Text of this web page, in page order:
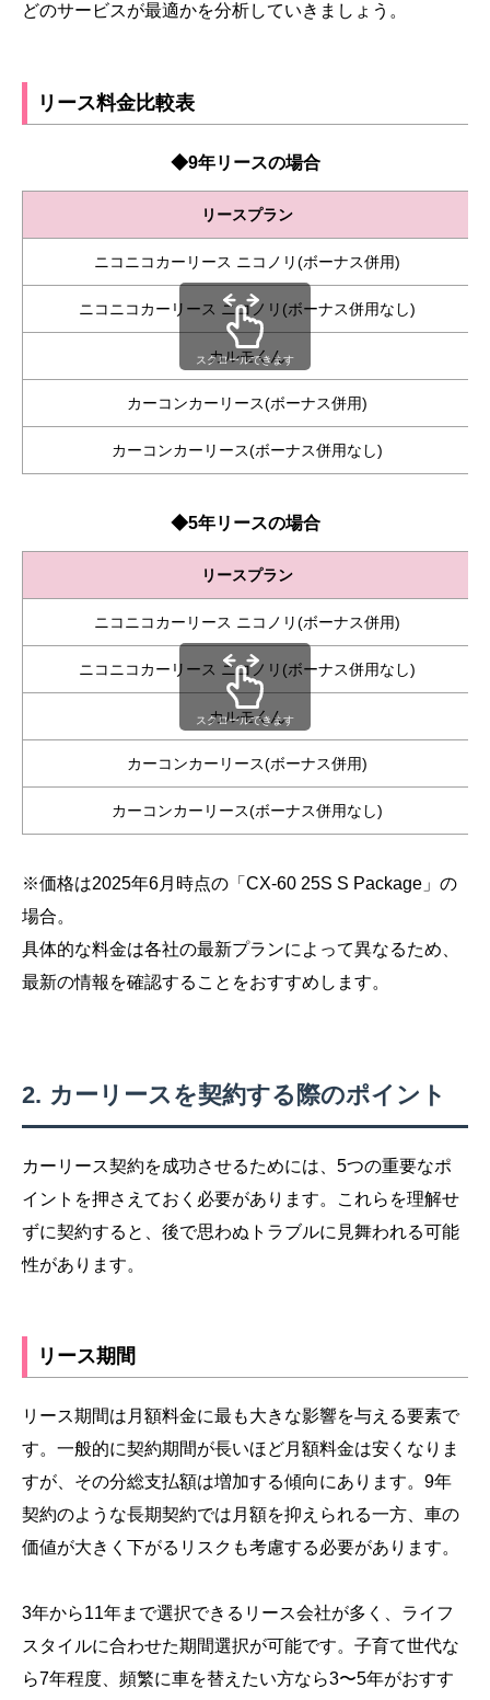
どのサービスが最適かを分析していきましょう。
リース料金比較表
◆9年リースの場合
リースプラン
ニコニコカーリース ニコノリ(ボーナス併用)
ニコニコカーリース ニコノリ(ボーナス併用なし)
カルモくん
カーコンカーリース(ボーナス併用)
カーコンカーリース(ボーナス併用なし)
スクロールできます
◆5年リースの場合
リースプラン
ニコニコカーリース ニコノリ(ボーナス併用)
ニコニコカーリース ニコノリ(ボーナス併用なし)
カルモくん
カーコンカーリース(ボーナス併用)
カーコンカーリース(ボーナス併用なし)
スクロールできます
※価格は2025年6月時点の「CX-60 25S S Package」の
場合。
具体的な料金は各社の最新プランによって異なるため、
最新の情報を確認することをおすすめします。
カーリースを契約する際のポイント
カーリース契約を成功させるためには、5つの重要なポ
イントを押さえておく必要があります。これらを理解せ
ずに契約すると、後で思わぬトラブルに見舞われる可能
性があります。
リース期間
リース期間は月額料金に最も大きな影響を与える要素で
す。一般的に契約期間が長いほど月額料金は安くなりま
すが、その分総支払額は増加する傾向にあります。9年
契約のような長期契約では月額を抑えられる一方、車の
価値が大きく下がるリスクも考慮する必要があります。
3年から11年まで選択できるリース会社が多く、ライフ
スタイルに合わせた期間選択が可能です。子育て世代な
ら7年程度、頻繁に車を替えたい方なら3〜5年がおすす